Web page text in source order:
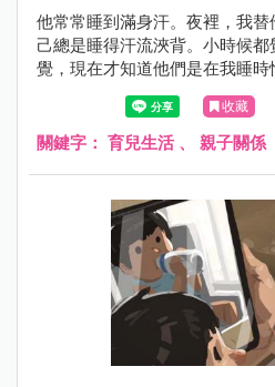
他常常睡到滿身汗。夜裡，我
己總是睡得汗流浹背。小時候
覺，現在才知道他們是在我睡時
收藏
關鍵字： 育兒生活、 親子關係